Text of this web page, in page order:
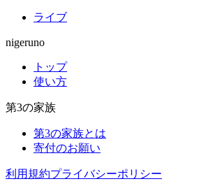
ライブ
nigeruno
トップ
使い方
第3の家族
第3の家族とは
寄付のお願い
利用規約プライバシーポリシー